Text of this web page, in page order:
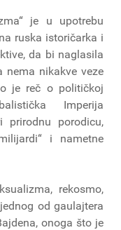
je u upotrebu
ruska istoričarka i
da bi naglasila
nema nikakve veze
je reč o političkoj
Imperija
prirodnu porodicu,
i nametne
rekosmo,
od gaulajtera
onoga što je